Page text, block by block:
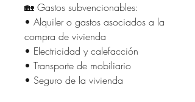
🏡 Gastos subvencionables:
• Alquiler o gastos asociados a la
compra de vivienda
• Electricidad y calefacción
• Transporte de mobiliario
• Seguro de la vivienda